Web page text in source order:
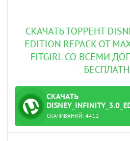
СКАЧАТЬ ТОРРЕНТ
EDITION REPACK ОТ
FITGIRL СО ВСЕМИ
СКАЧАТЬ
ТОРРЕНТ
СКАЧИВАНИЙ: 4412